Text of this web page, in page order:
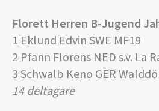
Florett Herren B-Jugend
1 Eklund Edvin SWE MF19
2 Pfann Florens NED s.v. La
3 Schwalb Keno GER
14 deltagare